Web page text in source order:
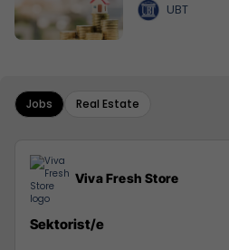
UBT
Jobs Real Estate
Viva Fresh Store
Sektorist/e